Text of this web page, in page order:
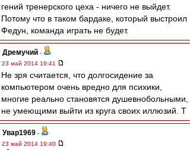
гений тренерского цеха - ничего не выйдет.
Потому что в таком бардаке, который выстроил
Федун, команда играть не будет.
Дремучий -
23 май 2014 19:41
Не зря считается, что долгосидение за
компьютером очень вредно для психики,
многие реально становятся душевнобольными,
не умеющими выйти из круга своих иллюзий. Т
Увар1969 -
23 май 2014 19:40